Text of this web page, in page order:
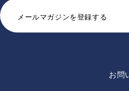
メールマガジンを登録する
お問